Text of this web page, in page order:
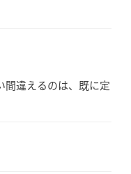
間違えるのは、既に定